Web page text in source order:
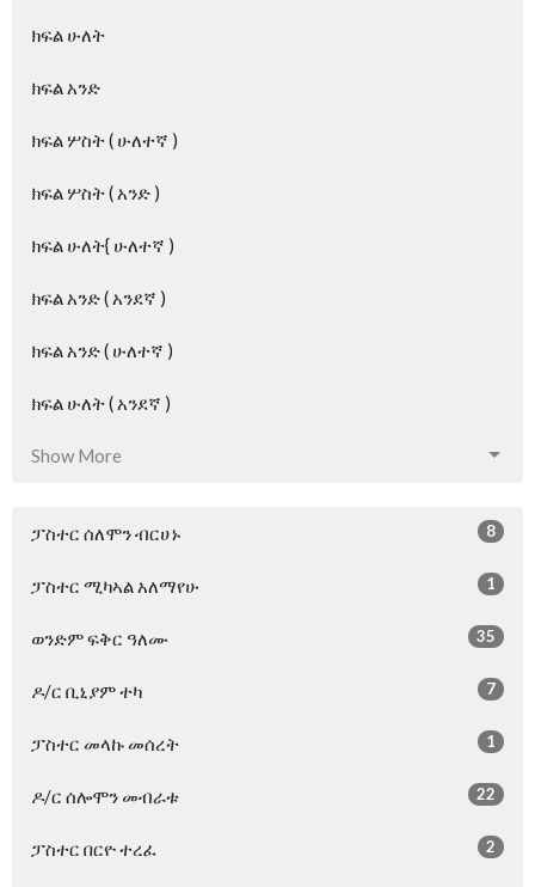
ክፍል ሁለት
ክፍል አንድ
ክፍል ሦስት ( ሁለተኛ )
ክፍል ሦስት ( አንድ )
ክፍል ሁለት{ ሁለተኛ )
ክፍል አንድ ( አንደኛ )
ክፍል አንድ ( ሁለተኛ )
ክፍል ሁለት ( አንደኛ )
Show More
ፓስተር ሰለሞን ብርሀኑ 8
ፓስተር ሚካኣል አለማየሁ 1
ወንድም ፍቅር ዓለሙ 35
ዶ/ር ቢኒያም ተካ 7
ፓስተር መላኩ መሰረት 1
ዶ/ር ሰሎሞን መብራቱ 22
ፓስተር በርዮ ተረፈ 2